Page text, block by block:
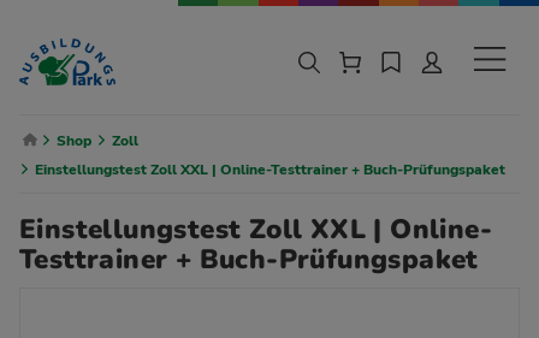
Zur Navigation springen
Zu den Hauptinhalten springen
Shop
Zoll
Einstellungstest Zoll XXL | Online-Testtrainer + Buch-Prüfungspaket
Einstellungstest Zoll XXL | Online-
Testtrainer + Buch-Prüfungspaket